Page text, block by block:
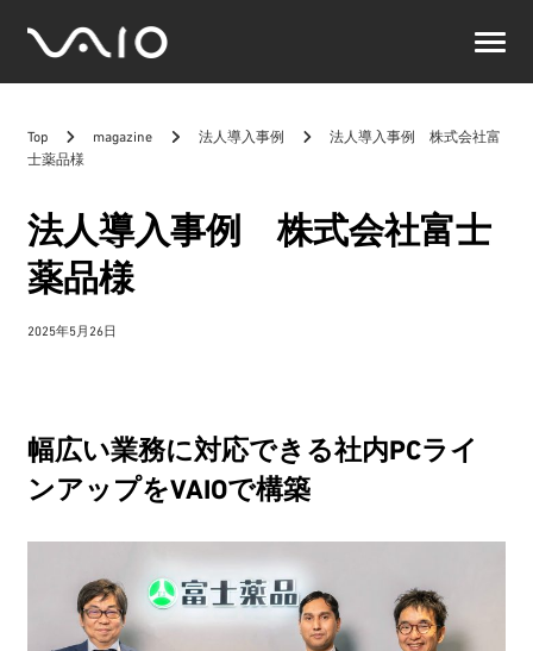
公
サ
イ
Top magazine 法人導入事例
法人導入事例 株式会社富
士薬品様
法人導入事例 株式会社富士
薬品様
2025年5月26日
幅広い業務に対応できる社内PCライ
ンアップをVAIOで構築